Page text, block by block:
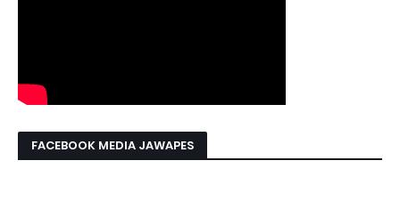
FACEBOOK MEDIA JAWAPES